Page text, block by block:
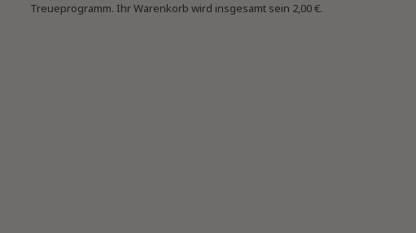
Treueprogramm. Ihr Warenkorb wird insgesamt sein 2,00 €.